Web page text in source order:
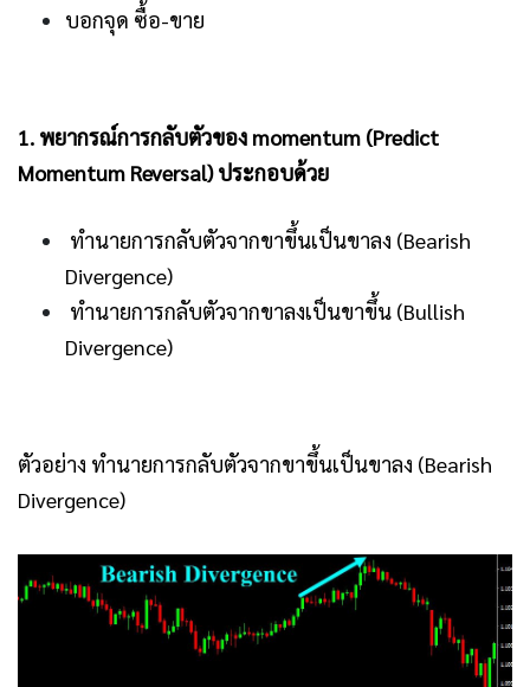
บอกจุด ซื้อ-ขาย
1. พยากรณ์การกลับตัวของ momentum (Predict
Momentum Reversal) ประกอบด้วย
ทำนายการกลับตัวจากขาขึ้นเป็นขาลง (Bearish
Divergence)
ทำนายการกลับตัวจากขาลงเป็นขาขึ้น (Bullish
Divergence)
ตัวอย่าง ทำนายการกลับตัวจากขาขึ้นเป็นขาลง (Bearish
Divergence)